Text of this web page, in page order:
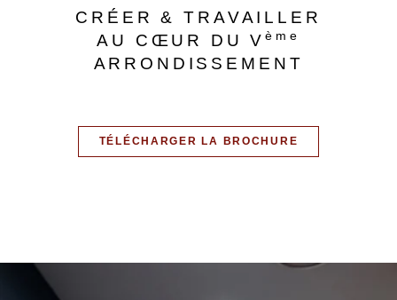
CRÉER & TRAVAILLER
AU CŒUR DU Vème
ARRONDISSEMENT
TÉLÉCHARGER LA BROCHURE